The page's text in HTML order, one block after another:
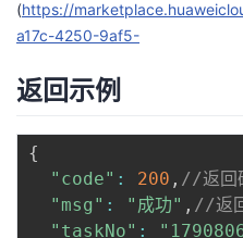
(https://
a17c-4250-9af5-
返回示例
{
"code" : 200 , //返回
"msg" : "成功" , //返
"taskNo" :